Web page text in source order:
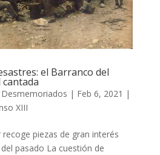
el Barranco del
| Feb 6, 2021 |
XIII
piezas de gran interés
pasado La cuestión de